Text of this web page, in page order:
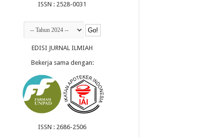
ISSN : 2528-0031
EDISI JURNAL ILMIAH
Bekerja sama dengan:
ISSN : 2686-2506